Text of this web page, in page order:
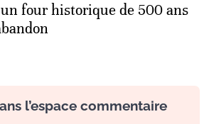
four historique de 500 ans
l’espace commentaire